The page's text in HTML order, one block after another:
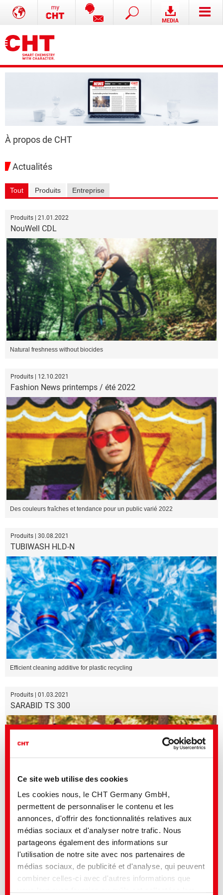
Ce site web utilise des cookies
Les cookies nous, le CHT Germany GmbH,
permettent de personnaliser le contenu et les
annonces, d'offrir des fonctionnalités relatives aux
médias sociaux et d'analyser notre trafic. Nous
partageons également des informations sur
l'utilisation de notre site avec nos partenaires de
médias sociaux, de publicité et d'analyse, qui peuvent
combiner celles-ci avec d'autres informations que
À propos de CHT
Actualités
Tout Produits Entreprise
Produits | 21.01.2022
NouWell CDL
Natural freshness without biocides
Produits | 12.10.2021
Fashion News printemps / été 2022
Des couleurs fraîches et tendance pour un public varié 2022
Produits | 30.08.2021
TUBIWASH HLD-N
Efficient cleaning additive for plastic recycling
Produits | 01.03.2021
SARABID TS 300
Sustainable one-bath PES dyeing with top emulsifying, levelling and
migrating performance
Silicones for 3-D Printing